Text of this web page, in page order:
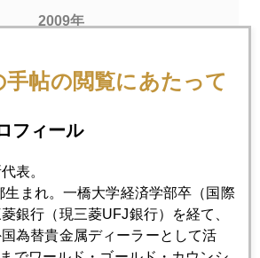
2009年
9月 10月 11月 12月
手帖の閲覧にあたって
フィール
表。
生まれ。一橋大学経済学部卒（国際
銀行（現三菱UFJ銀行）を経て、
為替貴金属ディーラーとして活